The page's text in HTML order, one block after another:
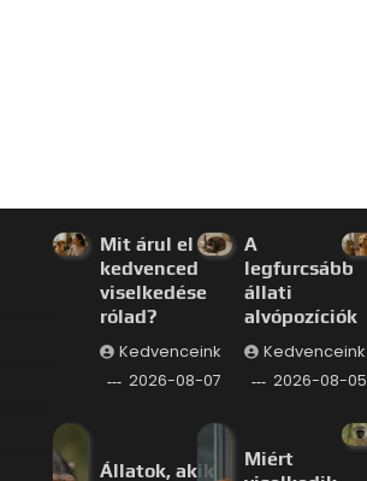
Mit árul el a
kedvenced
viselkedése
rólad?
Kedvenceink
2026-08-07
A
legfurcsább
állati
alvópozíciók
Kedvenceink
2026-08-05
Állatok, akik
Miért